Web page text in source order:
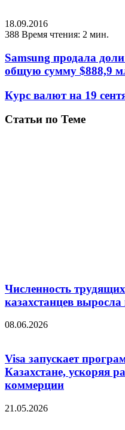
18.09.2016
388 Время чтения: 2 мин.
Samsung продала
общую сумму $888,9
Курс валют на 19
Статьи по Теме
Численность
казахстанцев
08.06.2026
Visa запускает
Казахстане, ускоряя
коммерции
21.05.2026